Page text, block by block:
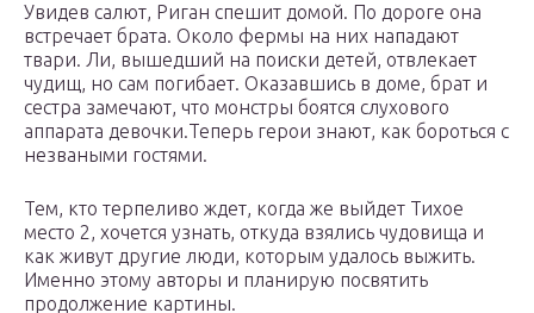
Увидев салют, Риган спешит домой. По дороге она
встречает брата. Около фермы на них нападают
твари. Ли, вышедший на поиски детей, отвлекает
чудищ, но сам погибает. Оказавшись в доме, брат и
сестра замечают, что монстры боятся слухового
аппарата девочки.Теперь герои знают, как бороться с
незваными гостями.
Тем, кто терпеливо ждет, когда же выйдет Тихое
место 2, хочется узнать, откуда взялись чудовища и
как живут другие люди, которым удалось выжить.
Именно этому авторы и планирую посвятить
продолжение картины.